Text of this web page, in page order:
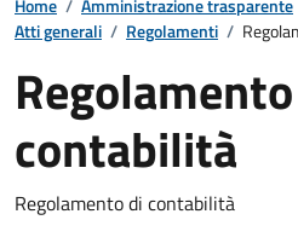
Home / Amministrazione trasparente
Atti generali / Regolamenti /
contabilità
Regolamento di contabilità